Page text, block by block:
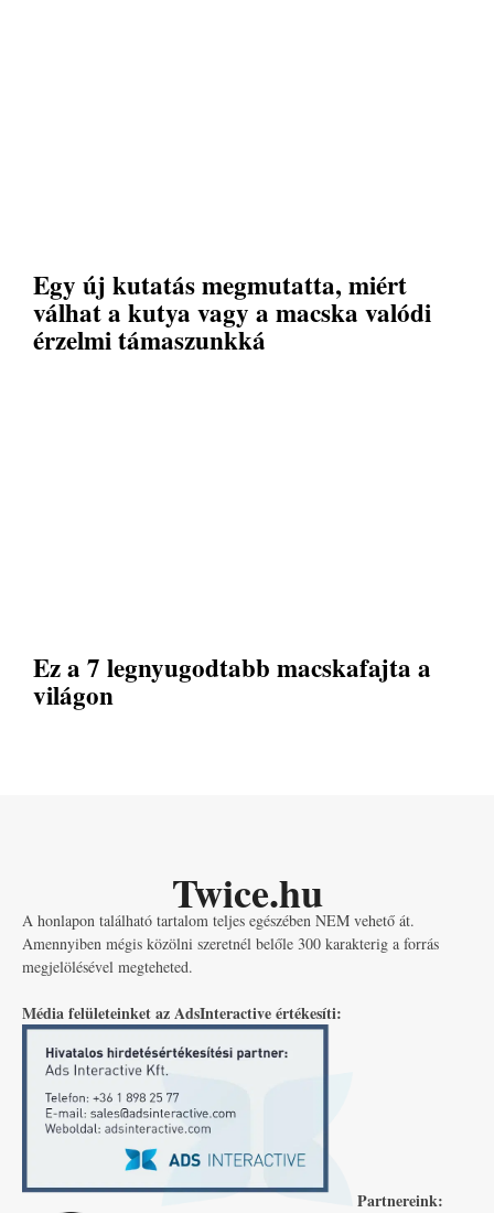
Egy új kutatás megmutatta, miért
válhat a kutya vagy a macska valódi
érzelmi támaszunkká
Ez a 7 legnyugodtabb macskafajta a
világon
Twice.hu
A honlapon található tartalom teljes egészében NEM vehető át.
Amennyiben mégis közölni szeretnél belőle 300 karakterig a forrás
megjelölésével megteheted.
Média felületeinket az AdsInteractive értékesíti:
Partnereink: